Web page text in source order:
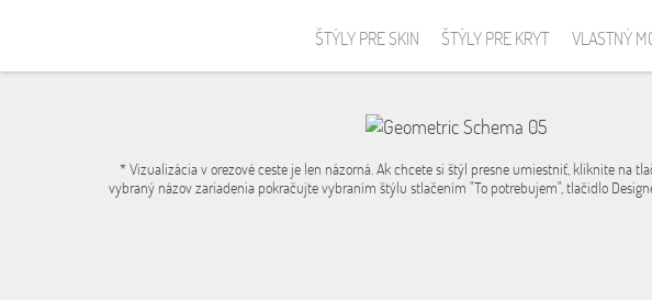
ŠTÝLY PRE SKIN ŠTÝLY PRE KRYT VLASTNÝ
* Vizualizácia v orezové ceste je len názorná. Ak chcete si štýl presne umiestniť, kliknite na
vybraný názov zariadenia pokračujte vybraním štýlu stlačením "To potrebujem", tlačidlo